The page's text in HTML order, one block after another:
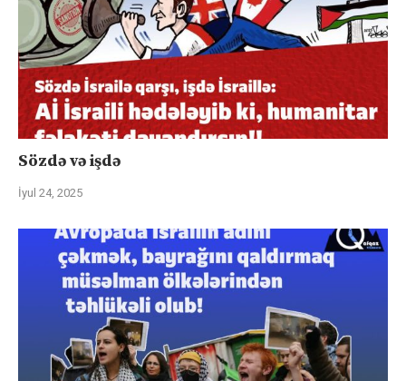
Sözdə və işdə
İyul 24, 2025